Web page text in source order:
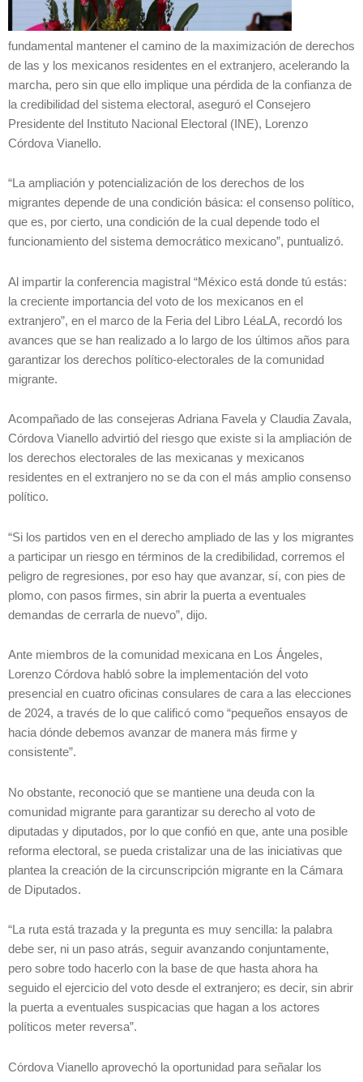
fundamental mantener el camino de la maximización de derechos
de las y los mexicanos residentes en el extranjero, acelerando la
marcha, pero sin que ello implique una pérdida de la confianza de
la credibilidad del sistema electoral, aseguró el Consejero
Presidente del Instituto Nacional Electoral (INE), Lorenzo
Córdova Vianello.
“La ampliación y potencialización de los derechos de los
migrantes depende de una condición básica: el consenso político,
que es, por cierto, una condición de la cual depende todo el
funcionamiento del sistema democrático mexicano”, puntualizó.
Al impartir la conferencia magistral “México está donde tú estás:
la creciente importancia del voto de los mexicanos en el
extranjero”, en el marco de la Feria del Libro LéaLA, recordó los
avances que se han realizado a lo largo de los últimos años para
garantizar los derechos político-electorales de la comunidad
migrante.
Acompañado de las consejeras Adriana Favela y Claudia Zavala,
Córdova Vianello advirtió del riesgo que existe si la ampliación de
los derechos electorales de las mexicanas y mexicanos
residentes en el extranjero no se da con el más amplio consenso
político.
“Si los partidos ven en el derecho ampliado de las y los migrantes
a participar un riesgo en términos de la credibilidad, corremos el
peligro de regresiones, por eso hay que avanzar, sí, con pies de
plomo, con pasos firmes, sin abrir la puerta a eventuales
demandas de cerrarla de nuevo”, dijo.
Ante miembros de la comunidad mexicana en Los Ángeles,
Lorenzo Córdova habló sobre la implementación del voto
presencial en cuatro oficinas consulares de cara a las elecciones
de 2024, a través de lo que calificó como “pequeños ensayos de
hacia dónde debemos avanzar de manera más firme y
consistente”.
No obstante, reconoció que se mantiene una deuda con la
comunidad migrante para garantizar su derecho al voto de
diputadas y diputados, por lo que confió en que, ante una posible
reforma electoral, se pueda cristalizar una de las iniciativas que
plantea la creación de la circunscripción migrante en la Cámara
de Diputados.
“La ruta está trazada y la pregunta es muy sencilla: la palabra
debe ser, ni un paso atrás, seguir avanzando conjuntamente,
pero sobre todo hacerlo con la base de que hasta ahora ha
seguido el ejercicio del voto desde el extranjero; es decir, sin abrir
la puerta a eventuales suspicacias que hagan a los actores
políticos meter reversa”.
Córdova Vianello aprovechó la oportunidad para señalar los